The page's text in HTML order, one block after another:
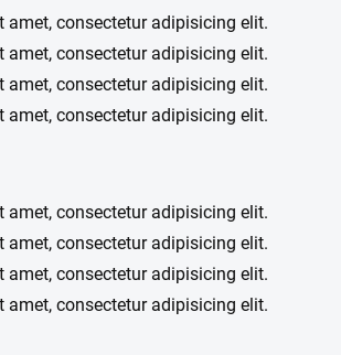
amet, consectetur adipisicing elit.
amet, consectetur adipisicing elit.
amet, consectetur adipisicing elit.
amet, consectetur adipisicing elit.
amet, consectetur adipisicing elit.
amet, consectetur adipisicing elit.
amet, consectetur adipisicing elit.
amet, consectetur adipisicing elit.